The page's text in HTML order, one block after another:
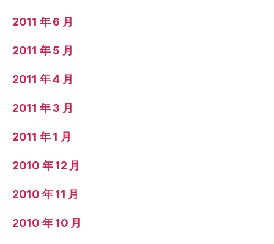
2011 年 6 月
2011 年 5 月
2011 年 4 月
2011 年 3 月
2011 年 1 月
2010 年 12 月
2010 年 11 月
2010 年 10 月